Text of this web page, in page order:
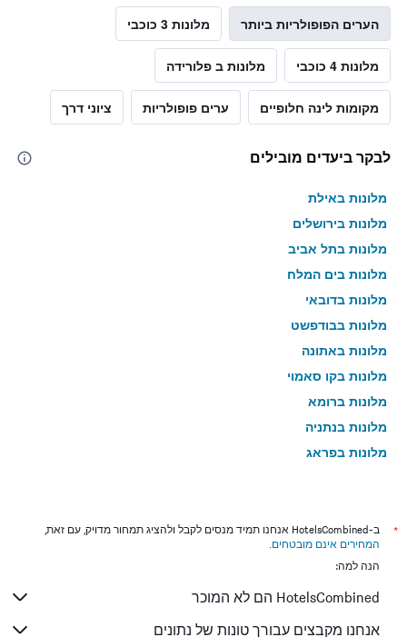
הערים הפופולריות ביותר מלונות 3 כוכבי
מלונות 4 כוכבי מלונות ב פלורידה
מקומות לינה חלופיים ערים פופולריות ציוני דרך
לבקר ביעדים מובילים
מלונות באילת
מלונות בירושלים
מלונות בתל אביב
מלונות בים המלח
מלונות בדובאי
מלונות בבודפשט
מלונות באתונה
מלונות בקו סאמוי
מלונות ברומא
מלונות בנתניה
מלונות בפראג
מלונות בניו יורק
מלונות בבנגקוק
מלונות בבוקרשט
מלונות בפאפוס
*
ב-HotelsCombined אנחנו תמיד מנסים לקבל ולהציג תמחור מדויק, עם זאת,
המחירים אינם מובטחים.
הנה למה:
HotelsCombined הם לא המוכר
אנחנו מקבצים עבורך טונות של נתונים